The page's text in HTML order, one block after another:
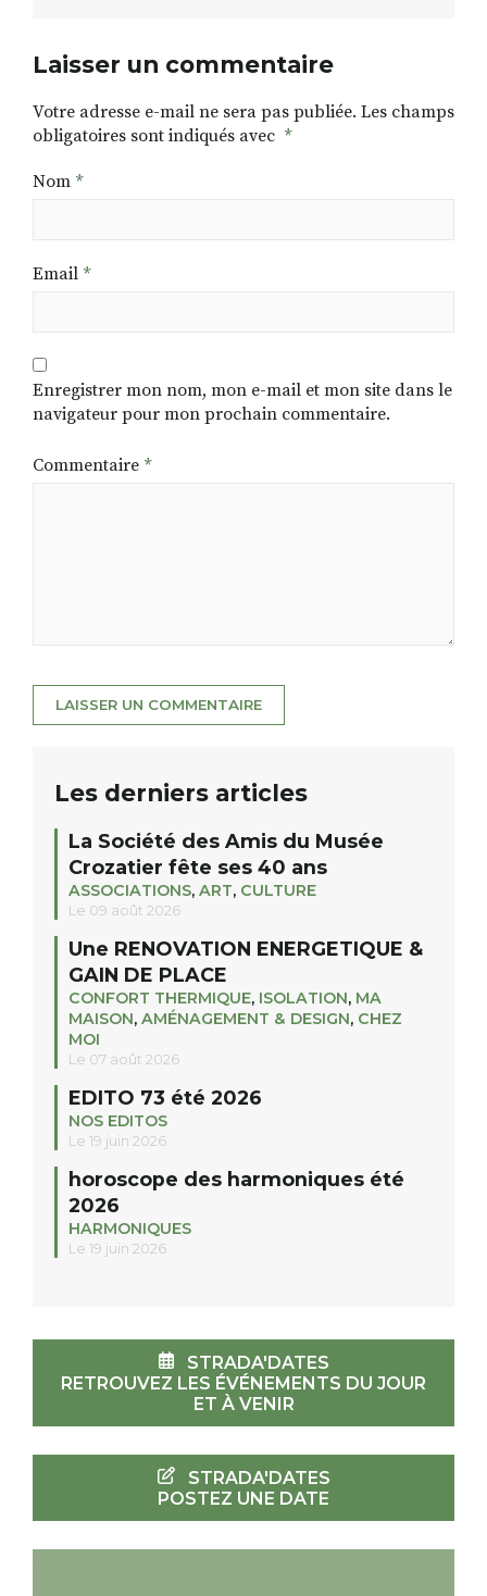
Laisser un commentaire
Votre adresse e-mail ne sera pas publiée. Les champs
obligatoires sont indiqués avec *
Nom *
Email *
Enregistrer mon nom, mon e-mail et mon site dans le
navigateur pour mon prochain commentaire.
Commentaire *
Les derniers articles
La Société des Amis du Musée
Crozatier fête ses 40 ans
ASSOCIATIONS, ART, CULTURE
Le 09 août 2026
Une RENOVATION ENERGETIQUE &
GAIN DE PLACE
CONFORT THERMIQUE, ISOLATION, MA
MAISON, AMÉNAGEMENT & DESIGN, CHEZ
MOI
Le 07 août 2026
EDITO 73 été 2026
NOS EDITOS
Le 19 juin 2026
horoscope des harmoniques été
2026
HARMONIQUES
Le 19 juin 2026
STRADA'DATES
RETROUVEZ LES ÉVÉNEMENTS DU JOUR
ET À VENIR
STRADA'DATES
POSTEZ UNE DATE